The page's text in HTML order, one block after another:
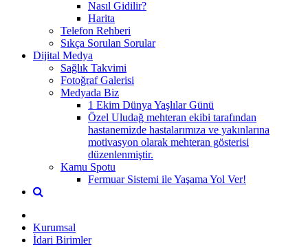
Nasıl Gidilir?
Harita
Telefon Rehberi
Sıkça Sorulan Sorular
Dijital Medya
Sağlık Takvimi
Fotoğraf Galerisi
Medyada Biz
1 Ekim Dünya Yaşlılar Günü
Özel Uludağ mehteran ekibi tarafından
hastanemizde hastalarımıza ve yakınlarına
motivasyon olarak mehteran gösterisi
düzenlenmiştir.
Kamu Spotu
Fermuar Sistemi ile Yaşama Yol Ver!
Kurumsal
İdari Birimler